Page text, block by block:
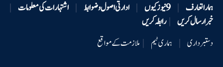
ہمارا تعارف | 9 نیوزکیوں | ادارتی اصول و ضوابط | اشتہارات کی معلومات |
خبر ارسال کریں | رابطہ کریں
دستبرداری | ہماری ٹیم | ملازمت کے مواقع